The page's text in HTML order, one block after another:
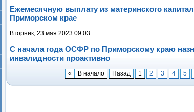
Ежемесячную выплату из материнского
Приморском крае
Вторник, 23 мая 2023 09:03
С начала года ОСФР по Приморскому краю
инвалидности проактивно
« В начало Назад 1 2 3 4 5